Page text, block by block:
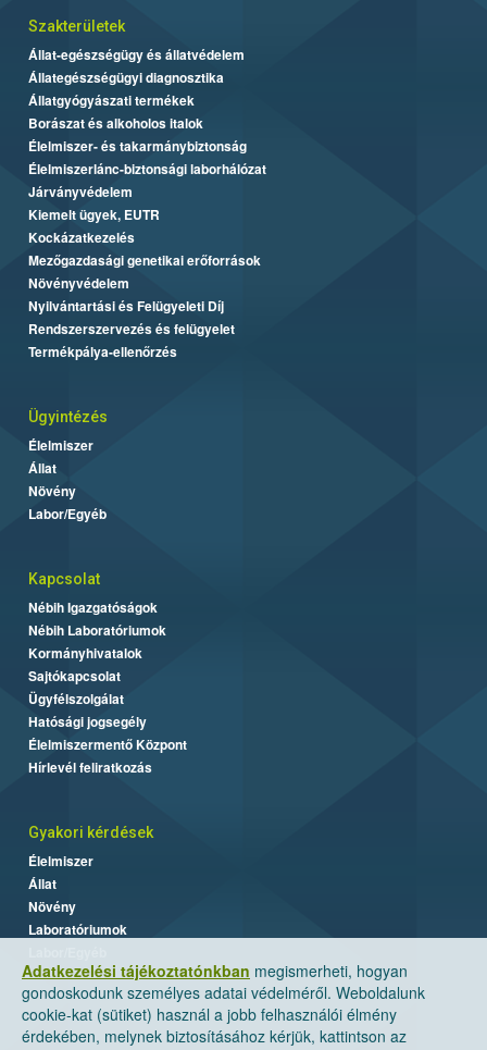
Adatkezelési tájékoztatónkban megismerheti, hogyan
gondoskodunk személyes adatai védelméről. Weboldalunk
cookie-kat (sütiket) használ a jobb felhasználói élmény
érdekében, melynek biztosításához kérjük, kattintson az
Szakterületek
Állat-egészségügy és állatvédelem
Állategészségügyi diagnosztika
Állatgyógyászati termékek
Borászat és alkoholos italok
Élelmiszer- és takarmánybiztonság
Élelmiszerlánc-biztonsági laborhálózat
Járványvédelem
Kiemelt ügyek, EUTR
Kockázatkezelés
Mezőgazdasági genetikai erőforrások
Növényvédelem
Nyilvántartási és Felügyeleti Díj
Rendszerszervezés és felügyelet
Termékpálya-ellenőrzés
Ügyintézés
Élelmiszer
Állat
Növény
Labor/Egyéb
Kapcsolat
Nébih Igazgatóságok
Nébih Laboratóriumok
Kormányhivatalok
Sajtókapcsolat
Ügyfélszolgálat
Hatósági jogsegély
Élelmiszermentő Központ
Hírlevél feliratkozás
Gyakori kérdések
Élelmiszer
Állat
Növény
Laboratóriumok